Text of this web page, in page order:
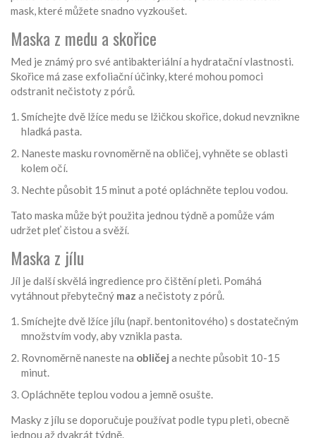
mask, které můžete snadno vyzkoušet.
Maska z medu a skořice
Med je známý pro své antibakteriální a hydratační vlastnosti.
Skořice má zase exfoliační účinky, které mohou pomoci
odstranit nečistoty z pórů.
Smíchejte dvě lžíce medu se lžičkou skořice, dokud nevznikne
hladká pasta.
Naneste masku rovnoměrně na obličej, vyhněte se oblasti
kolem očí.
Nechte působit 15 minut a poté opláchněte teplou vodou.
Tato maska může být použita jednou týdně a pomůže vám
udržet pleť čistou a svěží.
Maska z jílu
Jíl je další skvělá ingredience pro čištění pleti. Pomáhá
vytáhnout přebytečný maz a nečistoty z pórů.
Smíchejte dvě lžíce jílu (např. bentonitového) s dostatečným
množstvím vody, aby vznikla pasta.
Rovnoměrně naneste na obličej a nechte působit 10-15
minut.
Opláchněte teplou vodou a jemně osušte.
Masky z jílu se doporučuje používat podle typu pleti, obecně
jednou až dvakrát týdně.